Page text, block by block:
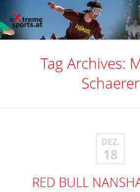
Tag Archives:
Schaerer
DEZ.
18
RED BULL